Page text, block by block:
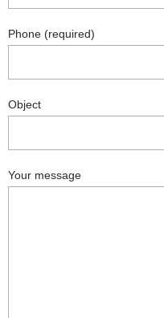
Phone (required)
Object
Your message